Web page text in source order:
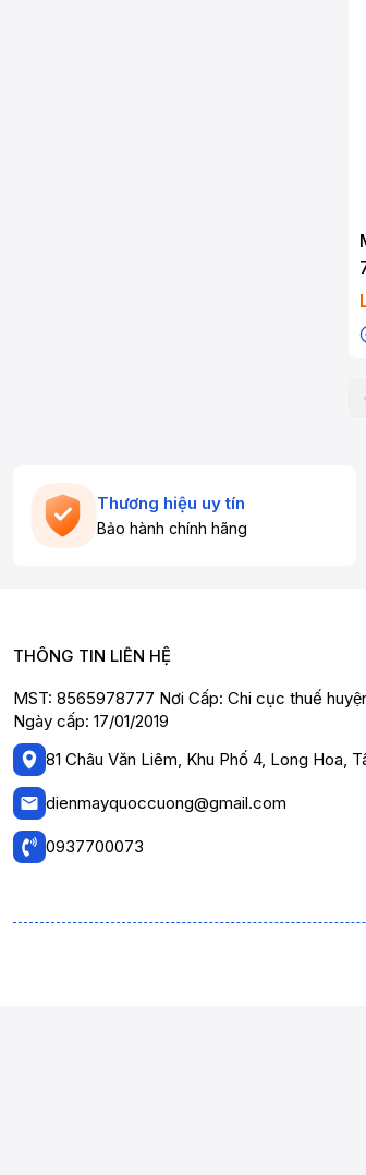
Thương hiệu uy tín
Bảo hành chính hãng
THÔNG TIN LIÊN HỆ
MST: 8565978777 Nơi Cấp: Chi cục thuế
Ngày cấp: 17/01/2019
81 Châu Văn Liêm, Khu Phố 4, Long Hoa,
dienmayquoccuong@gmail.com
0937700073